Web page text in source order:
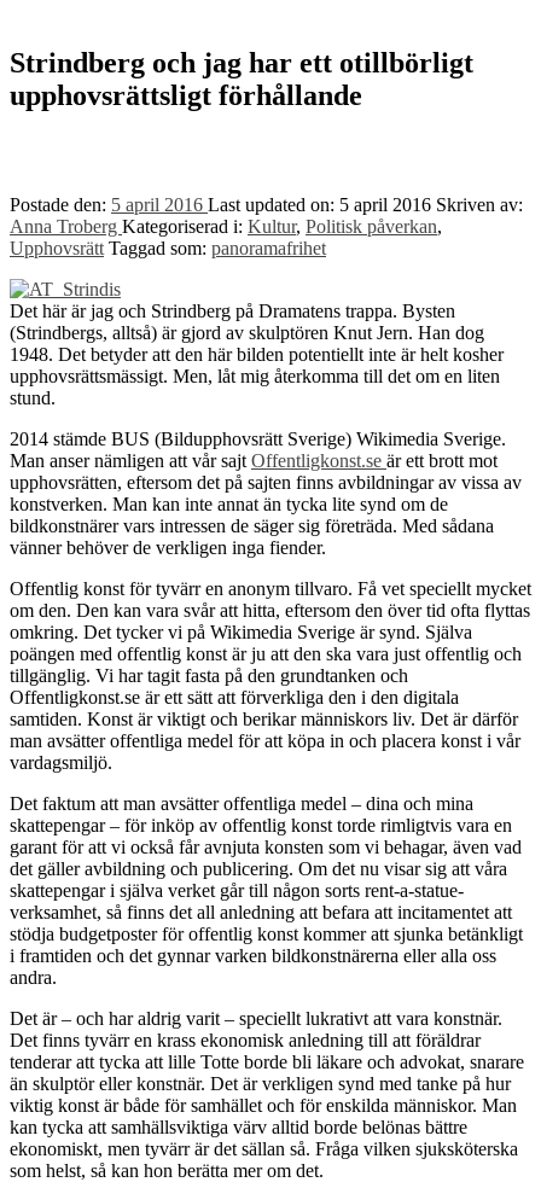
Strindberg och jag har ett otillbörligt
upphovsrättsligt förhållande
Postade den: 5 april 2016 Last updated on: 5 april 2016 Skriven av:
Anna Troberg Kategoriserad i: Kultur, Politisk påverkan,
Upphovsrätt Taggad som: panoramafrihet
Det här är jag och Strindberg på Dramatens trappa. Bysten
(Strindbergs, alltså) är gjord av skulptören Knut Jern. Han dog
1948. Det betyder att den här bilden potentiellt inte är helt kosher
upphovsrättsmässigt. Men, låt mig återkomma till det om en liten
stund.
2014 stämde BUS (Bildupphovsrätt Sverige) Wikimedia Sverige.
Man anser nämligen att vår sajt Offentligkonst.se är ett brott mot
upphovsrätten, eftersom det på sajten finns avbildningar av vissa av
konstverken. Man kan inte annat än tycka lite synd om de
bildkonstnärer vars intressen de säger sig företräda. Med sådana
vänner behöver de verkligen inga fiender.
Offentlig konst för tyvärr en anonym tillvaro. Få vet speciellt mycket
om den. Den kan vara svår att hitta, eftersom den över tid ofta flyttas
omkring. Det tycker vi på Wikimedia Sverige är synd. Själva
poängen med offentlig konst är ju att den ska vara just offentlig och
tillgänglig. Vi har tagit fasta på den grundtanken och
Offentligkonst.se är ett sätt att förverkliga den i den digitala
samtiden. Konst är viktigt och berikar människors liv. Det är därför
man avsätter offentliga medel för att köpa in och placera konst i vår
vardagsmiljö.
Det faktum att man avsätter offentliga medel – dina och mina
skattepengar – för inköp av offentlig konst torde rimligtvis vara en
garant för att vi också får avnjuta konsten som vi behagar, även vad
det gäller avbildning och publicering. Om det nu visar sig att våra
skattepengar i själva verket går till någon sorts rent-a-statue-
verksamhet, så finns det all anledning att befara att incitamentet att
stödja budgetposter för offentlig konst kommer att sjunka betänkligt
i framtiden och det gynnar varken bildkonstnärerna eller alla oss
andra.
Det är – och har aldrig varit – speciellt lukrativt att vara konstnär.
Det finns tyvärr en krass ekonomisk anledning till att föräldrar
tenderar att tycka att lille Totte borde bli läkare och advokat, snarare
än skulptör eller konstnär. Det är verkligen synd med tanke på hur
viktig konst är både för samhället och för enskilda människor. Man
kan tycka att samhällsviktiga värv alltid borde belönas bättre
ekonomiskt, men tyvärr är det sällan så. Fråga vilken sjuksköterska
som helst, så kan hon berätta mer om det.